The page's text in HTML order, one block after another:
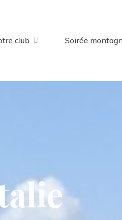
club Soirée
alie